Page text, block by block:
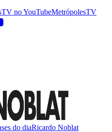
noYouTubeMetrópolesTV
do diaRicardo Noblat